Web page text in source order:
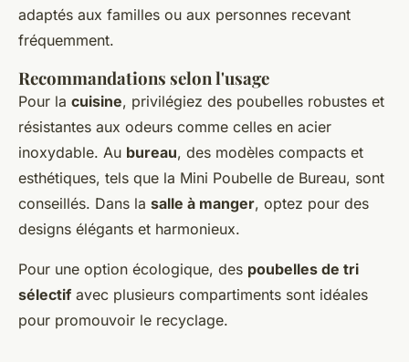
adaptés aux familles ou aux personnes recevant
fréquemment.
Recommandations selon l'usage
Pour la cuisine, privilégiez des poubelles robustes et
résistantes aux odeurs comme celles en acier
inoxydable. Au bureau, des modèles compacts et
esthétiques, tels que la Mini Poubelle de Bureau, sont
conseillés. Dans la salle à manger, optez pour des
designs élégants et harmonieux.
Pour une option écologique, des poubelles de tri
sélectif avec plusieurs compartiments sont idéales
pour promouvoir le recyclage.